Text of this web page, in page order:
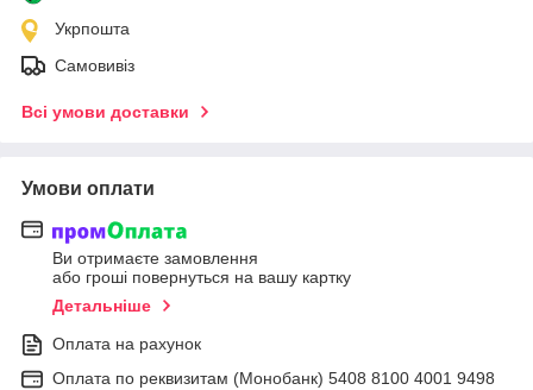
Укрпошта
Самовивіз
Всі умови доставки
Умови оплати
Ви отримаєте замовлення
або гроші повернуться на вашу картку
Детальніше
Оплата на рахунок
Оплата по реквизитам (Монобанк) 5408 8100 4001 9498